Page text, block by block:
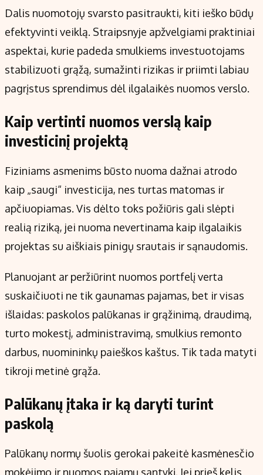
Dalis nuomotojų svarsto pasitraukti, kiti ieško būdų
efektyvinti veiklą. Straipsnyje apžvelgiami praktiniai
aspektai, kurie padeda smulkiems investuotojams
stabilizuoti grąžą, sumažinti rizikas ir priimti labiau
pagrįstus sprendimus dėl ilgalaikės nuomos verslo.
Kaip vertinti nuomos verslą kaip
investicinį projektą
Fiziniams asmenims būsto nuoma dažnai atrodo
kaip „saugi“ investicija, nes turtas matomas ir
apčiuopiamas. Vis dėlto toks požiūris gali slėpti
realią riziką, jei nuoma nevertinama kaip ilgalaikis
projektas su aiškiais pinigų srautais ir sąnaudomis.
Planuojant ar peržiūrint nuomos portfelį verta
suskaičiuoti ne tik gaunamas pajamas, bet ir visas
išlaidas: paskolos palūkanas ir grąžinimą, draudimą,
turto mokestį, administravimą, smulkius remonto
darbus, nuomininkų paieškos kaštus. Tik tada matyti
tikroji metinė grąža.
Palūkanų įtaka ir ką daryti turint
paskolą
Palūkanų normų šuolis gerokai pakeitė kasmėnesčio
mokėjimo ir nuomos pajamų santykį. Jei prieš kelis